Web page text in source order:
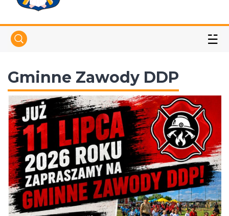
☱
Gminne Zawody DDP